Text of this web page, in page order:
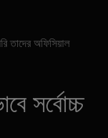
তাদের অফিসিয়াল
সর্বোচ্চ